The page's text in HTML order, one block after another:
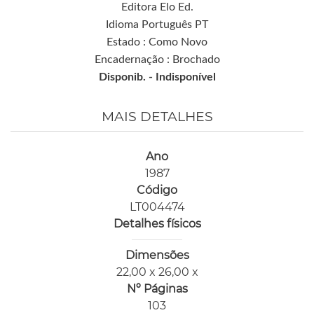
Editora Elo Ed.
Idioma Português PT
Estado : Como Novo
Encadernação : Brochado
Disponib. -
Indisponível
MAIS DETALHES
Ano
1987
Código
LT004474
Detalhes físicos
Dimensões
22,00 x 26,00 x
Nº Páginas
103